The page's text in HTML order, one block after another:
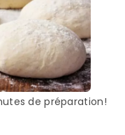
de préparation!